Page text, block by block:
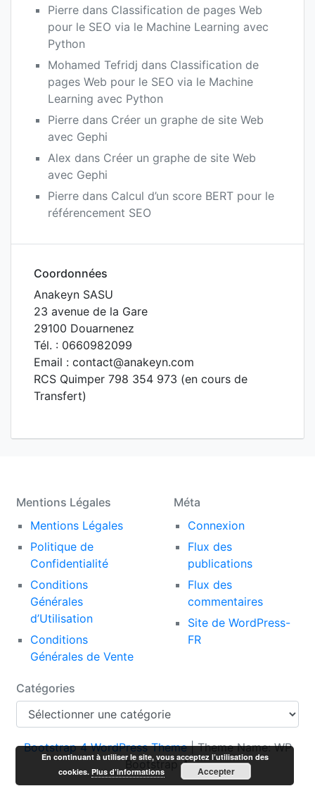
Pierre dans Classification de pages Web
pour le SEO via le Machine Learning avec
Python
Mohamed Tefridj dans Classification de
pages Web pour le SEO via le Machine
Learning avec Python
Pierre dans Créer un graphe de site Web
avec Gephi
Alex dans Créer un graphe de site Web
avec Gephi
Pierre dans Calcul d’un score BERT pour le
référencement SEO
Coordonnées
Anakeyn SASU
23 avenue de la Gare
29100 Douarnenez
Tél. : 0660982099
Email : contact@anakeyn.com
RCS Quimper 798 354 973 (en cours de
Transfert)
Mentions Légales
Mentions Légales
Politique de
Confidentialité
Conditions
Générales
d’Utilisation
Conditions
Générales de Vente
Méta
Connexion
Flux des
publications
Flux des
commentaires
Site de WordPress-
FR
Catégories
Catégories
Bootstrap 4 WordPress Theme |Theme Name: WP
Bootstrap 4.
En continuant à utiliser le site, vous acceptez l’utilisation des
cookies.Plus d’informations Accepter